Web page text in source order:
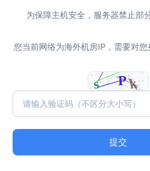
为保障主机安全，服务器禁止部
您当前网络为海外机房IP，需要对
提交